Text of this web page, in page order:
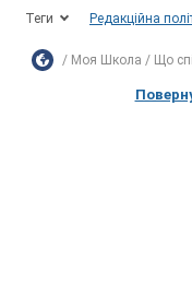
Теги Редакційна
Моя Школа Що